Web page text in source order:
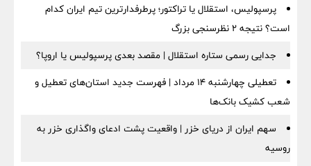
پرسپولیس، استقلال یا تراکتور؛ پرطرفدارترین تیم ایران کدام
است؟ نتیجه ۲ نظرسنجی بزرگ
جدایی رسمی ستاره استقلال | مقصد بعدی پرسپولیس یا اروپا؟
تعطیلی چهارشنبه ۱۴ مرداد | فهرست جدید استان‌های تعطیل و
شعب کشیک بانک‌ها
سهم ایران از دریای خزر | واقعیت پشت ادعای واگذاری خزر به
روسیه